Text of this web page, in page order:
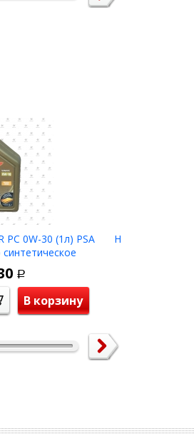
PC 0W-30 (1л) PSA
Р
В корзину
HAVOLINE